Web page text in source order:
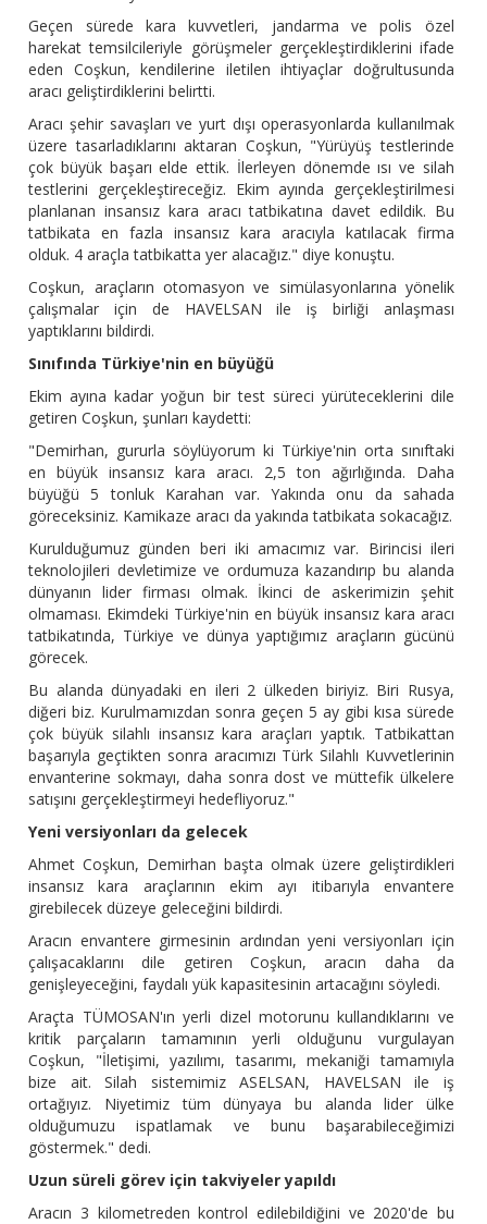
Geçen sürede kara kuvvetleri, jandarma ve polis özel
harekat temsilcileriyle görüşmeler gerçekleştirdiklerini ifade
eden Coşkun, kendilerine iletilen ihtiyaçlar doğrultusunda
aracı geliştirdiklerini belirtti.
Aracı şehir savaşları ve yurt dışı operasyonlarda kullanılmak
üzere tasarladıklarını aktaran Coşkun, "Yürüyüş testlerinde
çok büyük başarı elde ettik. İlerleyen dönemde ısı ve silah
testlerini gerçekleştireceğiz. Ekim ayında gerçekleştirilmesi
planlanan insansız kara aracı tatbikatına davet edildik. Bu
tatbikata en fazla insansız kara aracıyla katılacak firma
olduk. 4 araçla tatbikatta yer alacağız." diye konuştu.
Coşkun, araçların otomasyon ve simülasyonlarına yönelik
çalışmalar için de HAVELSAN ile iş birliği anlaşması
yaptıklarını bildirdi.
Sınıfında Türkiye'nin en büyüğü
Ekim ayına kadar yoğun bir test süreci yürüteceklerini dile
getiren Coşkun, şunları kaydetti:
"Demirhan, gururla söylüyorum ki Türkiye'nin orta sınıftaki
en büyük insansız kara aracı. 2,5 ton ağırlığında. Daha
büyüğü 5 tonluk Karahan var. Yakında onu da sahada
göreceksiniz. Kamikaze aracı da yakında tatbikata sokacağız.
Kurulduğumuz günden beri iki amacımız var. Birincisi ileri
teknolojileri devletimize ve ordumuza kazandırıp bu alanda
dünyanın lider firması olmak. İkinci de askerimizin şehit
olmaması. Ekimdeki Türkiye'nin en büyük insansız kara aracı
tatbikatında, Türkiye ve dünya yaptığımız araçların gücünü
görecek.
Bu alanda dünyadaki en ileri 2 ülkeden biriyiz. Biri Rusya,
diğeri biz. Kurulmamızdan sonra geçen 5 ay gibi kısa sürede
çok büyük silahlı insansız kara araçları yaptık. Tatbikattan
başarıyla geçtikten sonra aracımızı Türk Silahlı Kuvvetlerinin
envanterine sokmayı, daha sonra dost ve müttefik ülkelere
satışını gerçekleştirmeyi hedefliyoruz."
Yeni versiyonları da gelecek
Ahmet Coşkun, Demirhan başta olmak üzere geliştirdikleri
insansız kara araçlarının ekim ayı itibarıyla envantere
girebilecek düzeye geleceğini bildirdi.
Aracın envantere girmesinin ardından yeni versiyonları için
çalışacaklarını dile getiren Coşkun, aracın daha da
genişleyeceğini, faydalı yük kapasitesinin artacağını söyledi.
Araçta TÜMOSAN'ın yerli dizel motorunu kullandıklarını ve
kritik parçaların tamamının yerli olduğunu vurgulayan
Coşkun, "İletişimi, yazılımı, tasarımı, mekaniği tamamıyla
bize ait. Silah sistemimiz ASELSAN, HAVELSAN ile iş
ortağıyız. Niyetimiz tüm dünyaya bu alanda lider ülke
olduğumuzu ispatlamak ve bunu başarabileceğimizi
göstermek." dedi.
Uzun süreli görev için takviyeler yapıldı
Aracın 3 kilometreden kontrol edilebildiğini ve 2020'de bu